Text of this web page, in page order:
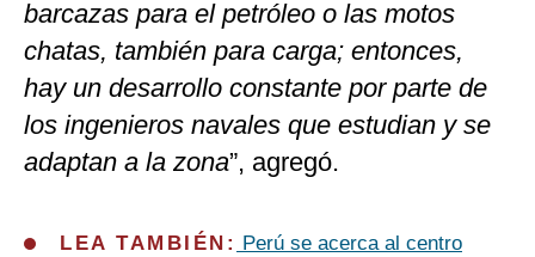
barcazas para el petróleo o las motos
chatas, también para carga; entonces,
hay un desarrollo constante por parte de
los ingenieros navales que estudian y se
adaptan a la zona”, agregó.
LEA TAMBIÉN:
Perú se acerca al centro